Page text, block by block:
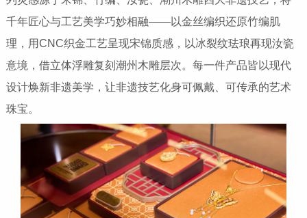
千年匠心与工艺美学巧妙相融——以金丝编织还原竹编肌
理，用CNC织金工艺呈现宋锦质感，以冰裂纹珐琅再现汝瓷
意境，借立体浮雕复刻潮州木雕层次。每一件产品皆以现代
设计焕新非遗美学，让非遗技艺化身可佩戴、可传承的艺术
珠宝。